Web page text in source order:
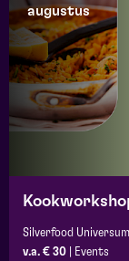
augustus
Silverfood Universum
v.a. € 30
Events